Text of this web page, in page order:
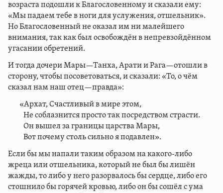
возраста подошли к Благословенному и сказали ему:
«Мы падаем тебе в ноги для услужения, отшельник».
Но Благословенный не оказал им ни малейшего
внимания, так как был освобождён в непревзойдённом
угасании обретений.
И тогда дочери Мары—Танха, Арати и Рага—отошли в
сторону, чтобы посоветоваться, и сказали: «То, о чём
сказал нам наш отец—правда»:
«Архат, Счастливый в мире этом,
Не соблазнится просто так посредством страсти.
Он вышел за границы царства Мары,
Вот почему столь сильно я подавлен».
Если бы мы напали таким образом на какого-либо
жреца или отшельника, который не был бы лишён
жажды, то либо у него разорвалось бы сердце, либо его
стошнило бы горячей кровью, либо он бы сошёл с ума